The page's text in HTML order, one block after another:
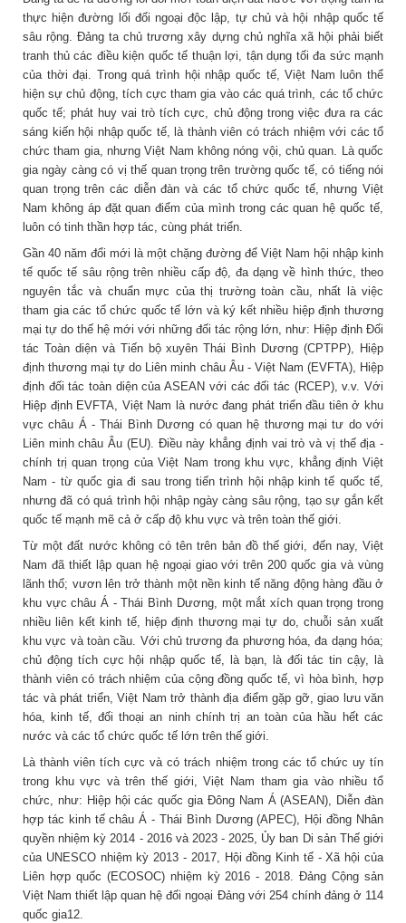
thực hiện đường lối đối ngoại độc lập, tự chủ và hội nhập quốc tế
sâu rộng. Đảng ta chủ trương xây dựng chủ nghĩa xã hội phải biết
tranh thủ các điều kiện quốc tế thuận lợi, tận dụng tối đa sức mạnh
của thời đại. Trong quá trình hội nhập quốc tế, Việt Nam luôn thể
hiện sự chủ động, tích cực tham gia vào các quá trình, các tổ chức
quốc tế; phát huy vai trò tích cực, chủ động trong việc đưa ra các
sáng kiến hội nhập quốc tế, là thành viên có trách nhiệm với các tổ
chức tham gia, nhưng Việt Nam không nóng vội, chủ quan. Là quốc
gia ngày càng có vị thế quan trọng trên trường quốc tế, có tiếng nói
quan trọng trên các diễn đàn và các tổ chức quốc tế, nhưng Việt
Nam không áp đặt quan điểm của mình trong các quan hệ quốc tế,
luôn có tinh thần hợp tác, cùng phát triển.
Gần 40 năm đổi mới là một chặng đường để Việt Nam hội nhập kinh
tế quốc tế sâu rộng trên nhiều cấp độ, đa dạng về hình thức, theo
nguyên tắc và chuẩn mực của thị trường toàn cầu, nhất là việc
tham gia các tổ chức quốc tế lớn và ký kết nhiều hiệp định thương
mại tự do thế hệ mới với những đối tác rộng lớn, như: Hiệp định Đối
tác Toàn diện và Tiến bộ xuyên Thái Bình Dương (CPTPP), Hiệp
định thương mại tự do Liên minh châu Âu - Việt Nam (EVFTA), Hiệp
định đối tác toàn diện của ASEAN với các đối tác (RCEP), v.v. Với
Hiệp định EVFTA, Việt Nam là nước đang phát triển đầu tiên ở khu
vực châu Á - Thái Bình Dương có quan hệ thương mại tư do với
Liên minh châu Âu (EU). Điều này khẳng định vai trò và vị thế địa -
chính trị quan trọng của Việt Nam trong khu vực, khẳng định Việt
Nam - từ quốc gia đi sau trong tiến trình hội nhập kinh tế quốc tế,
nhưng đã có quá trình hội nhập ngày càng sâu rộng, tạo sự gắn kết
quốc tế mạnh mẽ cả ở cấp độ khu vực và trên toàn thế giới.
Từ một đất nước không có tên trên bản đồ thế giới, đến nay, Việt
Nam đã thiết lập quan hệ ngoại giao với trên 200 quốc gia và vùng
lãnh thổ; vươn lên trở thành một nền kinh tế năng động hàng đầu ở
khu vực châu Á - Thái Bình Dương, một mắt xích quan trọng trong
nhiều liên kết kinh tế, hiệp định thương mại tự do, chuỗi sản xuất
khu vực và toàn cầu. Với chủ trương đa phương hóa, đa dạng hóa;
chủ động tích cực hội nhập quốc tế, là bạn, là đối tác tin cậy, là
thành viên có trách nhiệm của cộng đồng quốc tế, vì hòa bình, hợp
tác và phát triển, Việt Nam trở thành địa điểm gặp gỡ, giao lưu văn
hóa, kinh tế, đối thoại an ninh chính trị an toàn của hầu hết các
nước và các tổ chức quốc tế lớn trên thế giới.
Là thành viên tích cực và có trách nhiệm trong các tổ chức uy tín
trong khu vực và trên thế giới, Việt Nam tham gia vào nhiều tổ
chức, như: Hiệp hội các quốc gia Đông Nam Á (ASEAN), Diễn đàn
hợp tác kinh tế châu Á - Thái Bình Dương (APEC), Hội đồng Nhân
quyền nhiệm kỳ 2014 - 2016 và 2023 - 2025, Ủy ban Di sản Thế giới
của UNESCO nhiệm kỳ 2013 - 2017, Hội đồng Kinh tế - Xã hội của
Liên hợp quốc (ECOSOC) nhiệm kỳ 2016 - 2018. Đảng Cộng sản
Việt Nam thiết lập quan hệ đối ngoại Đảng với 254 chính đảng ở 114
quốc gia12.